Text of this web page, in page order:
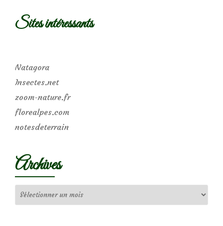
Sites intéressants
Natagora
Insectes.net
zoom-nature.fr
florealpes.com
notesdeterrain
Archives